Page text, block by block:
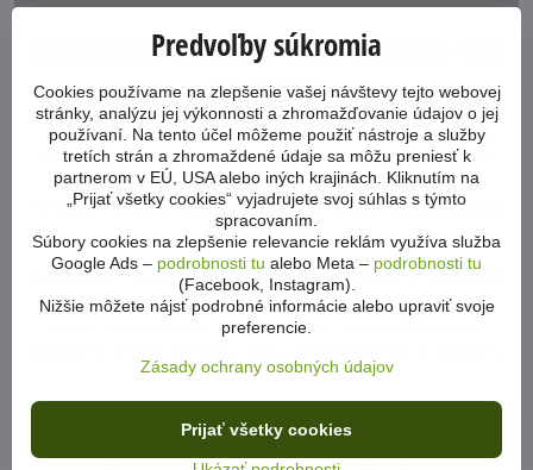
Hydraulické kotúčové brzdy Shimano GRX
BR-RX400
Veľká rýchlosť dosahovaná na gravel bicykloch znamená aj
veľkú zodpovednosť. Preto sa spoločnosť Shimano, ktorá čelí
úlohe urobiť novú sadu GRX ešte rýchlejšou, rozhodla
nenechať nič na náhodu a brzdy Shimano GRX doviedla takmer
k dokonalosti.
Hydraulický 2-piestový brzdový strmeň BR-RX400 so živicovými
kotúčovými doštičkami poskytuje istotu, na ktorú sa môžete
obrátiť. V kombinácii s 10 rýchlostnými radiacimi/brzdovými
brzdný výkon.
Vynikajúce ovládanie brzdy a odvod tepla
Jednoduchá výmena kolesa
Predvoľby súkromia
Cookies používame na zlepšenie vašej návštevy tejto webovej
stránky, analýzu jej výkonnosti a zhromažďovanie údajov o jej
používaní. Na tento účel môžeme použiť nástroje a služby
tretích strán a zhromaždené údaje sa môžu preniesť k
partnerom v EÚ, USA alebo iných krajinách. Kliknutím na
„Prijať všetky cookies“ vyjadrujete svoj súhlas s týmto
spracovaním.
Súbory cookies na zlepšenie relevancie reklám využíva služba
Google Ads – podrobnosti tu alebo Meta – podrobnosti tu
(Facebook, Instagram).
Nižšie môžete nájsť podrobné informácie alebo upraviť svoje
preferencie.
Zásady ochrany osobných údajov
Prijať všetky cookies